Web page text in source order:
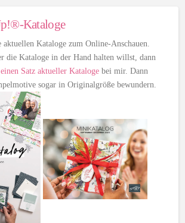
Kataloge
Kataloge zum Online-Anschauen.
die Kataloge in der Hand halten willst, dann
Satz aktueller Kataloge bei mir. Dann
sogar in Originalgröße bewundern.